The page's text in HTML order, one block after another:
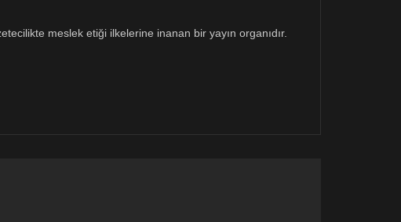
meslek etiği ilkelerine inanan bir yayın organıdır.